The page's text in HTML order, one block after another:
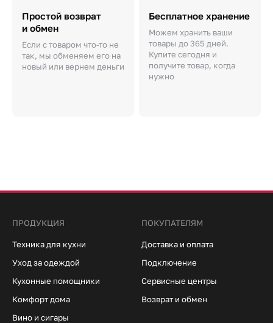
Простой возврат
и обмен
Если с товаром что-то не
так, мы обменяем его на
новый или вернем деньги
Бесплатное хранение
Можем хранить ваши
товары до 365 дней.
Купите сегодня и
получите товар, когда
нужно
ПРОДУКЦИЯ
Техника для кухни
Уход за одеждой
Кухонные помощники
Комфорт дома
Вино и сигары
ПОКУПАТЕЛЯМ
Доставка и оплата
Подключение
Сервисные центры
Возврат и обмен